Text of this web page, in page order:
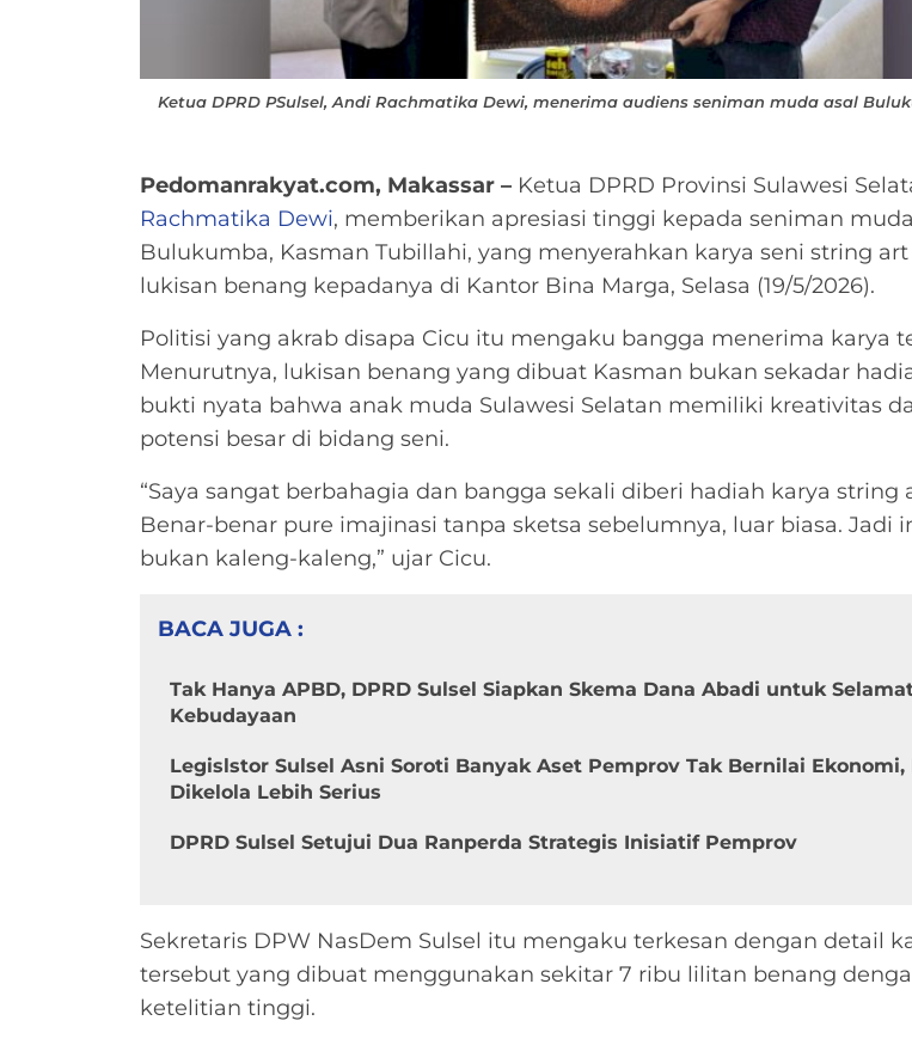
Ketua DPRD PSulsel, Andi Rachmatika Dewi, menerima audiens seniman muda asal
Pedomanrakyat.com, Makassar – Ketua DPRD Provinsi Sulawesi
Rachmatika Dewi, memberikan apresiasi tinggi kepada seniman
Bulukumba, Kasman Tubillahi, yang menyerahkan karya seni string
lukisan benang kepadanya di Kantor Bina Marga, Selasa (19/5/2026).
Politisi yang akrab disapa Cicu itu mengaku bangga menerima karya
Menurutnya, lukisan benang yang dibuat Kasman bukan sekadar
bukti nyata bahwa anak muda Sulawesi Selatan memiliki kreativitas
potensi besar di bidang seni.
“Saya sangat berbahagia dan bangga sekali diberi hadiah karya string
Benar-benar pure imajinasi tanpa sketsa sebelumnya, luar biasa. Jadi
bukan kaleng-kaleng,” ujar Cicu.
BACA JUGA :
Tak Hanya APBD, DPRD Sulsel Siapkan Skema Dana Abadi untuk
Kebudayaan
Legislstor Sulsel Asni Soroti Banyak Aset Pemprov Tak Bernilai Ekonomi,
Dikelola Lebih Serius
DPRD Sulsel Setujui Dua Ranperda Strategis Inisiatif Pemprov
Sekretaris DPW NasDem Sulsel itu mengaku terkesan dengan detail
tersebut yang dibuat menggunakan sekitar 7 ribu lilitan benang
ketelitian tinggi.